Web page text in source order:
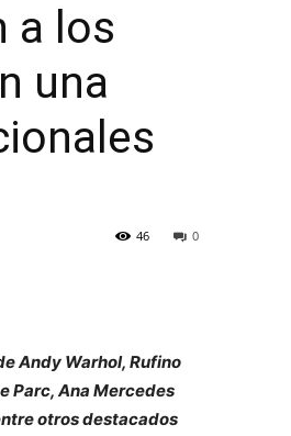
a los
una
0
46
Andy Warhol, Rufino
Parc, Ana Mercedes
otros destacados